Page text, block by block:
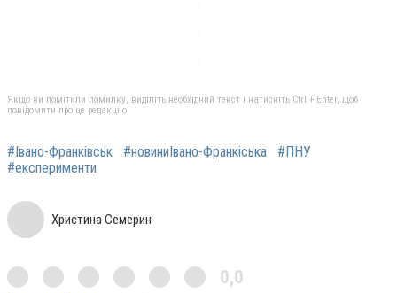
Якщо ви помітили помилку, виділіть необхідний текст і натисніть Ctrl + Enter, щоб
повідомити про це редакцію
#Івано-Франківськ #новиниІвано-Франкіська
#ПНУ
#експерименти
Христина Семерин
0,0